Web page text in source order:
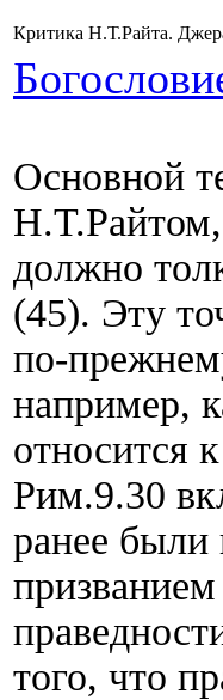
Критика Н.Т.Райта.
Основной
Н.Т.Райтом,
должно
(45). Эту
по-
например,
относится
Рим.9.30
ранее были
того, что